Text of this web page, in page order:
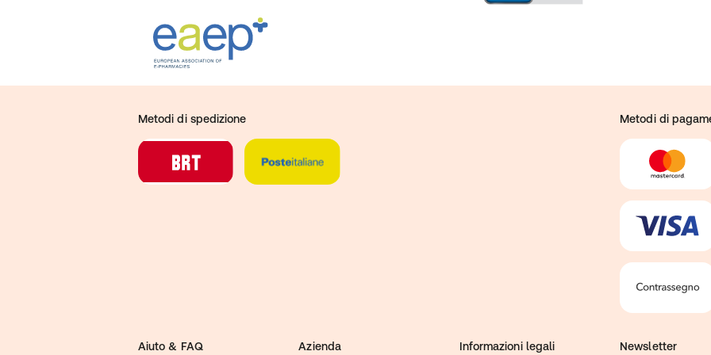
Metodi di spedizione Metodi di
Aiuto & FAQ Azienda Informazioni legali Newsletter